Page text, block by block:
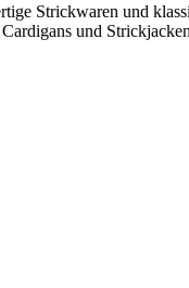
Strickwaren und
und